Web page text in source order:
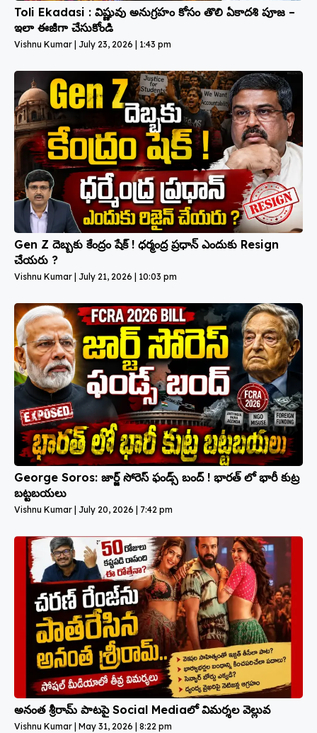
Toli Ekadasi : విష్ణువు అనుగ్రహం కోసం తొలి ఏకాదశి పూజ –
ఇలా ఈజీగా చేసుకోండి
Vishnu Kumar July 23, 2026 1:43 pm
Gen Z దెబ్బకు కేంద్రం షేక్ ! ధర్మంద్ర ప్రధాన్ ఎందుకు Resign
చేయరు ?
Vishnu Kumar July 21, 2026 10:03 pm
George Soros: జార్జ్ సోరెస్ ఫండ్స్ బంద్ ! భారత్ లో భారీ కుట్ర
బట్టబయలు
Vishnu Kumar July 20, 2026 7:42 pm
అనంత శ్రీరామ్ పాటపై Social Mediaలో విమర్శల వెల్లువ
Vishnu Kumar May 31, 2026 8:22 pm